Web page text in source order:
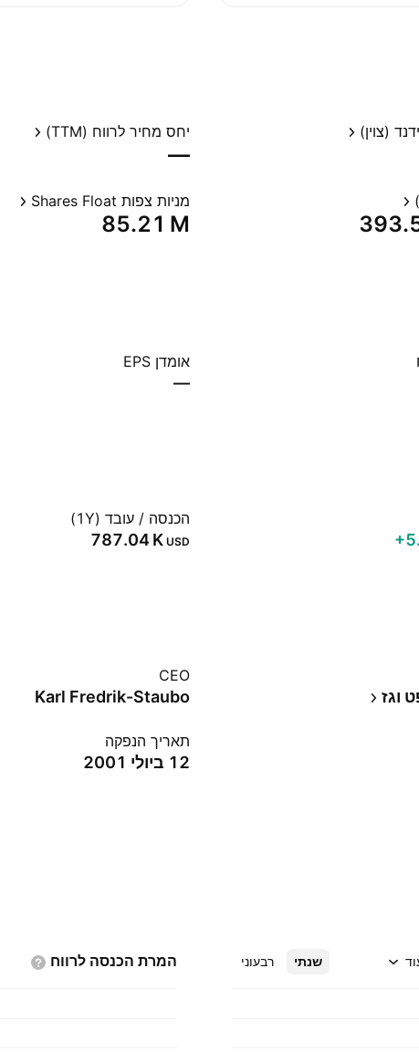
(צוין) יחס מחיר לרווח (TTM)
—
מניות צפות Shares Float
‪85.21 M‬
אומדן EPS
—
הכנסה / עובד (1Y)
‪787.04 K‬ USD
וגז
CEO
Karl Fredrik-Staubo
תאריך הנפקה
12 ביולי 2001
שנתי רבעוני המרת הכנסה לרווח